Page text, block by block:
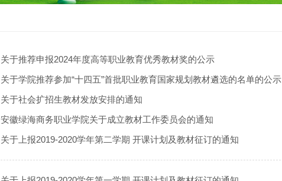
关于推荐申报2024年度高等职业教育优秀教材奖的公示
关于学院推荐参加“十四五”首批职业教育国家规划教材遴选的名单的公示
关于社会扩招生教材发放安排的通知
安徽绿海商务职业学院关于成立教材工作委员会的通知
关于上报2019-2020学年第二学期 开课计划及教材征订的通知